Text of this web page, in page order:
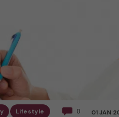
Lifestyle 0 01 JAN